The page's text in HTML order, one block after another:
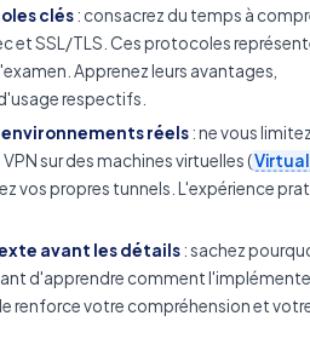
clés: consacrez du temps à
et SSL/TLS. Ces protocoles
Apprenez leurs avantages,
respectifs.
réels: ne vous
sur des machines virtuelles (
vos propres tunnels. L'expérience
avant les détails: sachez
d'apprendre comment
renforce votre compréhension et